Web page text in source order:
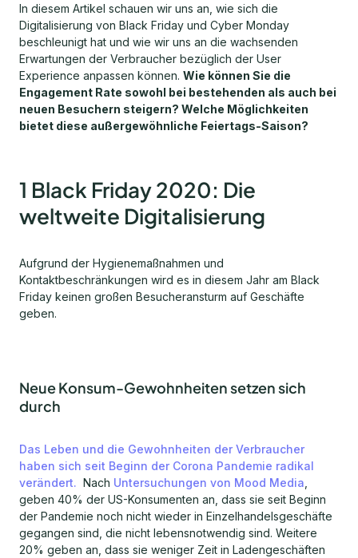
In diesem Artikel schauen wir uns an, wie sich die
Digitalisierung von Black Friday und Cyber Monday
beschleunigt hat und wie wir uns an die wachsenden
Erwartungen der Verbraucher bezüglich der User
Experience anpassen können. Wie können Sie die
Engagement Rate sowohl bei bestehenden als auch bei
neuen Besuchern steigern? Welche Möglichkeiten
bietet diese außergewöhnliche Feiertags-Saison?
1 Black Friday 2020: Die
weltweite Digitalisierung
Aufgrund der Hygienemaßnahmen und
Kontaktbeschränkungen wird es in diesem Jahr am Black
Friday keinen großen Besucheransturm auf Geschäfte
geben.
Neue Konsum-Gewohnheiten setzen sich
durch
Das Leben und die Gewohnheiten der Verbraucher
haben sich seit Beginn der Corona Pandemie radikal
verändert. Nach Untersuchungen von Mood Media
geben 40% der US-Konsumenten an, dass sie seit Beginn
der Pandemie noch nicht wieder in Einzelhandelsgeschäfte
gegangen sind, die nicht lebensnotwendig sind. Weitere
20% geben an, dass sie weniger Zeit in Ladengeschäften